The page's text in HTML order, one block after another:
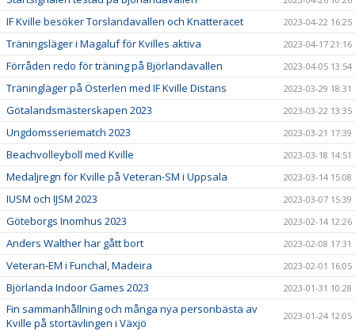
IF Kville besöker Torslandavallen och Knatteracet 2023-04-22 16:25
Träningsläger i Magaluf för Kvilles aktiva 2023-04-17 21:16
Förråden redo för träning på Björlandavallen 2023-04-05 13:54
Träningläger på Österlen med IF Kville Distans 2023-03-29 18:31
Götalandsmästerskapen 2023 2023-03-22 13:35
Ungdomsseriematch 2023 2023-03-21 17:39
Beachvolleyboll med Kville 2023-03-18 14:51
Medaljregn för Kville på Veteran-SM i Uppsala 2023-03-14 15:08
IUSM och IJSM 2023 2023-03-07 15:39
Göteborgs Inomhus 2023 2023-02-14 12:26
Anders Walther har gått bort 2023-02-08 17:31
Veteran-EM i Funchal, Madeira 2023-02-01 16:05
Björlanda Indoor Games 2023 2023-01-31 10:28
Fin sammanhållning och många nya personbästa av
Kville på stortävlingen i Växjö
2023-01-24 12:05